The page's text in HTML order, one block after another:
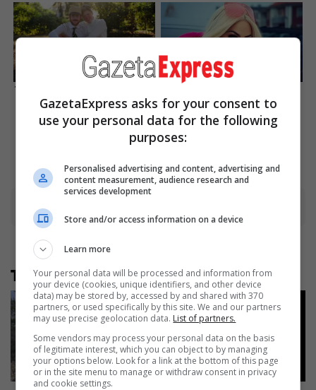
Top 8 People Living Strange
But Happy Lifestyles
Brainberries
Spent A Fortune To Look
Like Barbie
Të tjera nga rubrika
GazetaExpress asks for your consent to
use your personal data for the following
purposes:
Personalised advertising and content, advertising and
content measurement, audience research and
services development
Store and/or access information on a device
Learn more
Your personal data will be processed and information from
your device (cookies, unique identifiers, and other device
data) may be stored by, accessed by and shared with 370
partners, or used specifically by this site. We and our partners
may use precise geolocation data. List of partners.
Some vendors may process your personal data on the basis
of legitimate interest, which you can object to by managing
your options below. Look for a link at the bottom of this page
or in the site menu to manage or withdraw consent in privacy
and cookie settings.